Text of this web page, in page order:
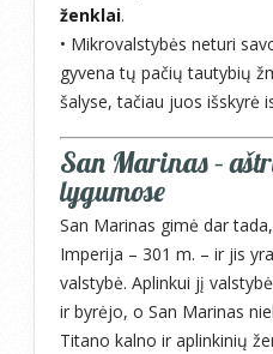
ženklai.
• Mikrovalstybės neturi
gyvena tų pačių tautybių
šalyse, tačiau juos išskyrė
San Marinas –
lygumose
San Marinas gimė dar
Imperija – 301 m. – ir jis
valstybė. Aplinkui jį
ir byrėjo, o San Marinas
Titano kalno ir aplinkinių